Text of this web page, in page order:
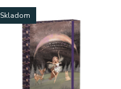
Skladom